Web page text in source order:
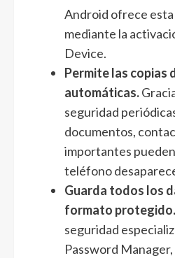
Android ofrece
mediante la
Device.
Permite las copias
automáticas.
seguridad
documentos,
importantes
teléfono
Guarda todos los
formato protegido.
seguridad
Password